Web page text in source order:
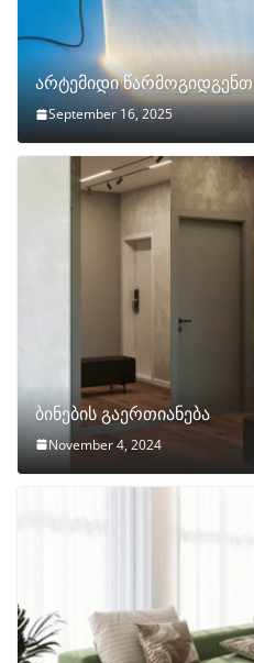
არტემიდი წარმოგიდგენთ
September 16, 2025
ბინების გაერთიანება
November 4, 2024